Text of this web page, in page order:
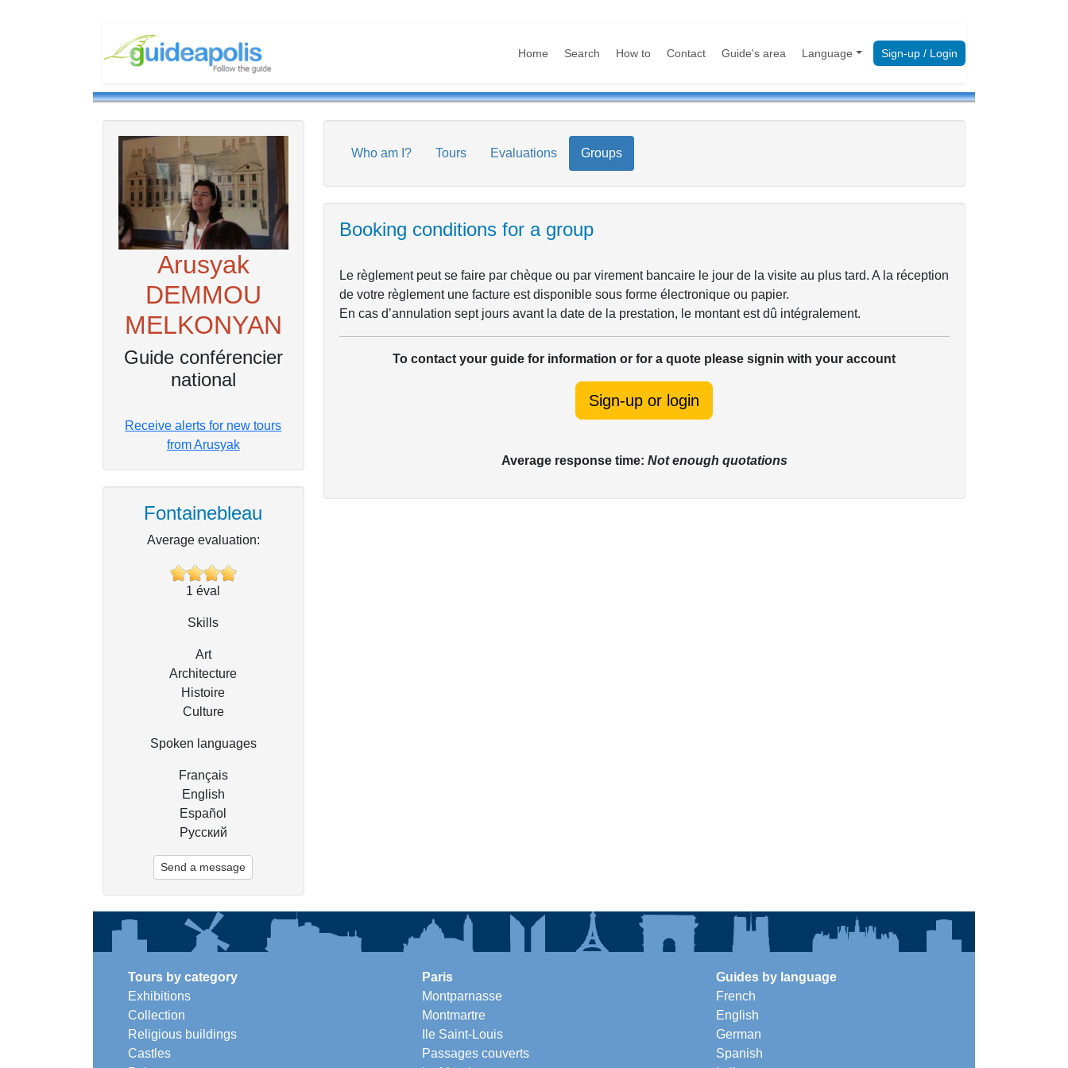
Home Search How to Contact Guide's area Language Sign-up / Login
Arusyak
DEMMOU
MELKONYAN
Guide conférencier
national
Receive alerts for new tours
from Arusyak
Fontainebleau
Average evaluation:
1 éval
Skills
Art
Architecture
Histoire
Culture
Spoken languages
Français
English
Español
Русский
Send a message
Who am I? Tours Evaluations Groups
Booking conditions for a group
Le règlement peut se faire par chèque ou par virement bancaire le jour de la visite au plus tard. A la réception
de votre règlement une facture est disponible sous forme électronique ou papier.
En cas d’annulation sept jours avant la date de la prestation, le montant est dû intégralement.
To contact your guide for information or for a quote please signin with your account
Sign-up or login
Average response time: Not enough quotations
Tours by category
Exhibitions
Collection
Religious buildings
Castles
Paris
Montparnasse
Montmartre
Ile Saint-Louis
Passages couverts
Guides by language
French
English
German
Spanish